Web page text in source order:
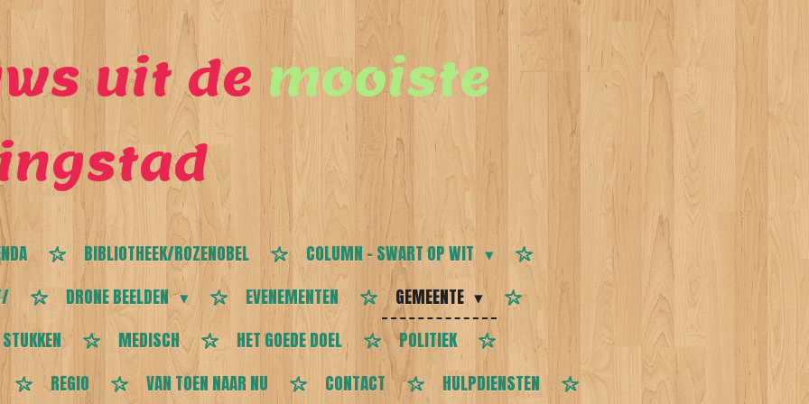
uit demooiste
BIBLIOTHEEK/ROZENOBEL
COLUMN - SWART OP WIT
DRONE BEELDEN EVENEMENTEN
GEMEENTE
MEDISCH HET GOEDE DOEL
POLITIEK
REGIO VAN TOEN NAAR NU CONTACT
HULPDIENSTEN